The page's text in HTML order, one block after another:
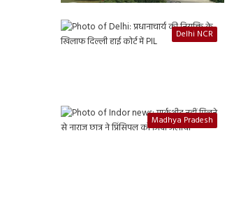
Delhi NCR
Madhya Pradesh